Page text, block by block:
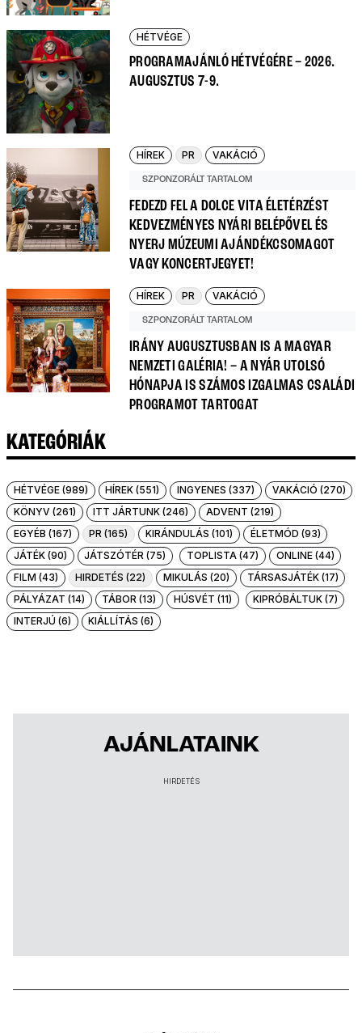
HÉTVÉGE
PROGRAMAJÁNLÓ HÉTVÉGÉRE – 2026.
AUGUSZTUS 7-9.
HÍREK PR VAKÁCIÓ
SZPONZORÁLT TARTALOM
FEDEZD FEL A DOLCE VITA ÉLETÉRZÉST
KEDVEZMÉNYES NYÁRI BELÉPŐVEL ÉS
NYERJ MÚZEUMI AJÁNDÉKCSOMAGOT
VAGY KONCERTJEGYET!
HÍREK PR VAKÁCIÓ
SZPONZORÁLT TARTALOM
IRÁNY AUGUSZTUSBAN IS A MAGYAR
NEMZETI GALÉRIA! – A NYÁR UTOLSÓ
HÓNAPJA IS SZÁMOS IZGALMAS CSALÁDI
PROGRAMOT TARTOGAT
KATEGÓRIÁK
HÉTVÉGE (989) HÍREK (551) INGYENES (337)
VAKÁCIÓ (270)
KÖNYV (261)
ITT JÁRTUNK (246)
ADVENT (219)
EGYÉB (167)
PR (165) KIRÁNDULÁS (101)
ÉLETMÓD (93)
JÁTÉK (90)
JÁTSZÓTÉR (75) TOPLISTA (47)
ONLINE (44)
FILM (43)
HIRDETÉS (22) MIKULÁS (20)
TÁRSASJÁTÉK (17)
PÁLYÁZAT (14)
TÁBOR (13) HÚSVÉT (11)
KIPRÓBÁLTUK (7)
INTERJÚ (6)
KIÁLLÍTÁS (6)
AJÁNLATAINK
HIRDETÉS